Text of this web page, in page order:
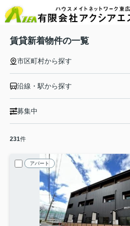
賃貸新着物件の一覧
市区町村から探す
沿線・駅から探す
募集中
231件
アパート